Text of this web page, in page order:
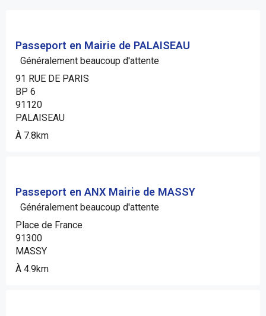
Passeport en Mairie de PALAISEAU
Généralement beaucoup d'attente
91 RUE DE PARIS
BP 6
91120
PALAISEAU
À 7.8km
Passeport en ANX Mairie de MASSY
Généralement beaucoup d'attente
Place de France
91300
MASSY
À 4.9km